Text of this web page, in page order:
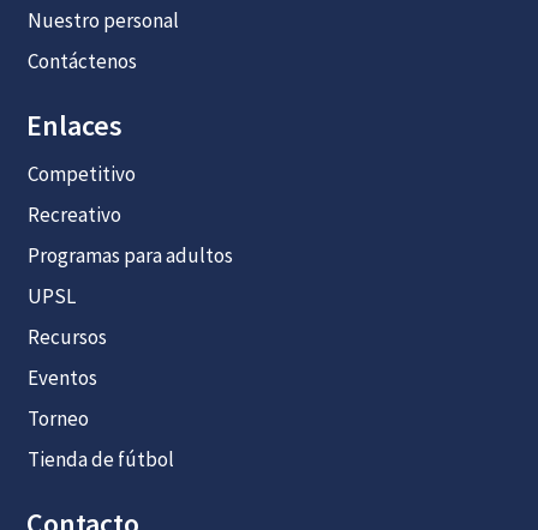
Nuestro personal
Contáctenos
Enlaces
Competitivo
Recreativo
Programas para adultos
UPSL
Recursos
Eventos
Torneo
Tienda de fútbol